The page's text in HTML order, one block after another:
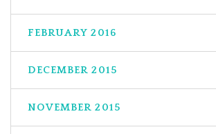
FEBRUARY 2016
DECEMBER 2015
NOVEMBER 2015